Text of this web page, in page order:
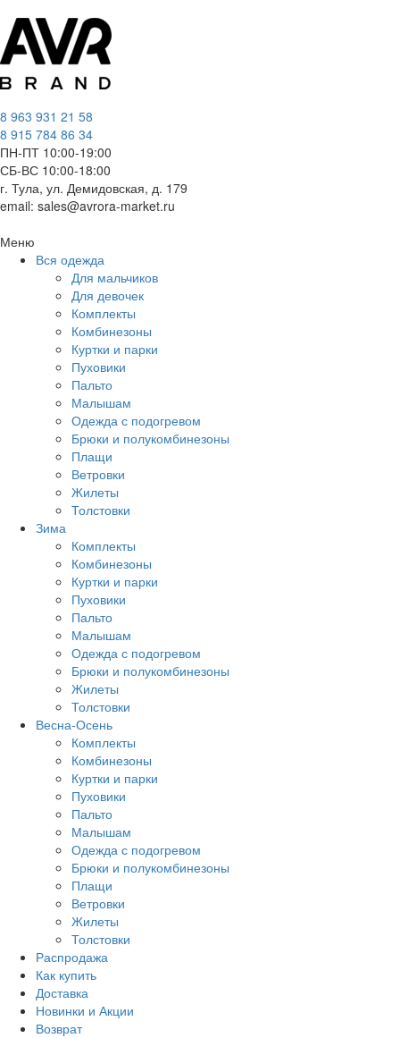
8 963 931 21 58
8 915 784 86 34
ПН-ПТ 10:00-19:00
СБ-ВС 10:00-18:00
г. Тула, ул. Демидовская, д. 179
email: sales@avrora-market.ru
Меню
Вся одежда
Для мальчиков
Для девочек
Комплекты
Комбинезоны
Куртки и парки
Пуховики
Пальто
Малышам
Одежда с подогревом
Брюки и полукомбинезоны
Плащи
Ветровки
Жилеты
Толстовки
Зима
Комплекты
Комбинезоны
Куртки и парки
Пуховики
Пальто
Малышам
Одежда с подогревом
Брюки и полукомбинезоны
Жилеты
Толстовки
Весна-Осень
Комплекты
Комбинезоны
Куртки и парки
Пуховики
Пальто
Малышам
Одежда с подогревом
Брюки и полукомбинезоны
Плащи
Ветровки
Жилеты
Толстовки
Распродажа
Как купить
Доставка
Новинки и Акции
Возврат